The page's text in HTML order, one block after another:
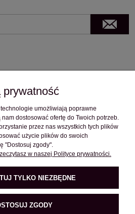
KLIENTA
POMOC
O FIRMIE
prywatność
umożliwiają poprawne
dostosować ofertę do Twoich potrzeb.
przez nas wszystkich tych plików
użycie plików do swoich
"Dostosuj zgody".
w naszej Polityce prywatności.
TYLKO NIEZBĘDNE
ZGODY